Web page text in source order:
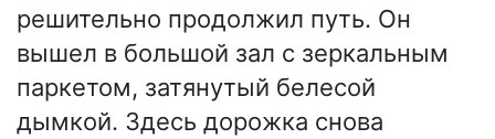
решительно продолжил путь. Он
вышел в большой зал с зеркальным
паркетом, затянутый белесой
дымкой. Здесь дорожка снова